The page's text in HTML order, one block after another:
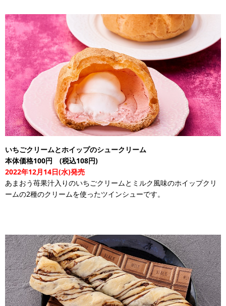
いちごクリームとホイップのシュークリーム
本体価格100円 (税込108円)
2022年12月14日(水)発売
あまおう苺果汁入りのいちごクリームとミルク風味のホイップクリ
ームの2種のクリームを使ったツインシューです。